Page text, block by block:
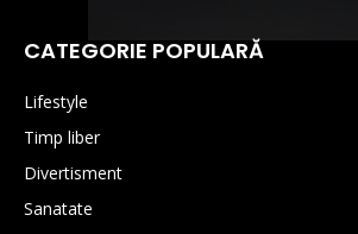
CATEGORIE POPULARĂ
Lifestyle
Timp liber
Divertisment
Sanatate